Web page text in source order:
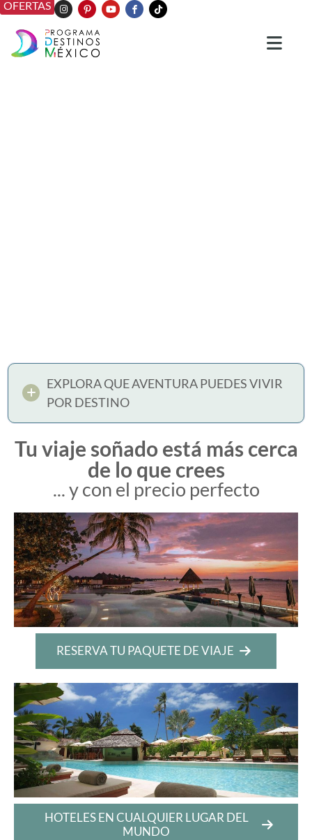
OFERTAS
EXPLORA QUE AVENTURA PUEDES VIVIR
POR DESTINO
Tu viaje soñado está más cerca
de lo que crees
... y con el precio perfecto
RESERVA TU PAQUETE DE VIAJE
HOTELES EN CUALQUIER LUGAR DEL
MUNDO